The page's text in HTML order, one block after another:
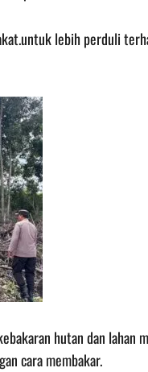
lebih perduli
hutan dan
cara membakar.